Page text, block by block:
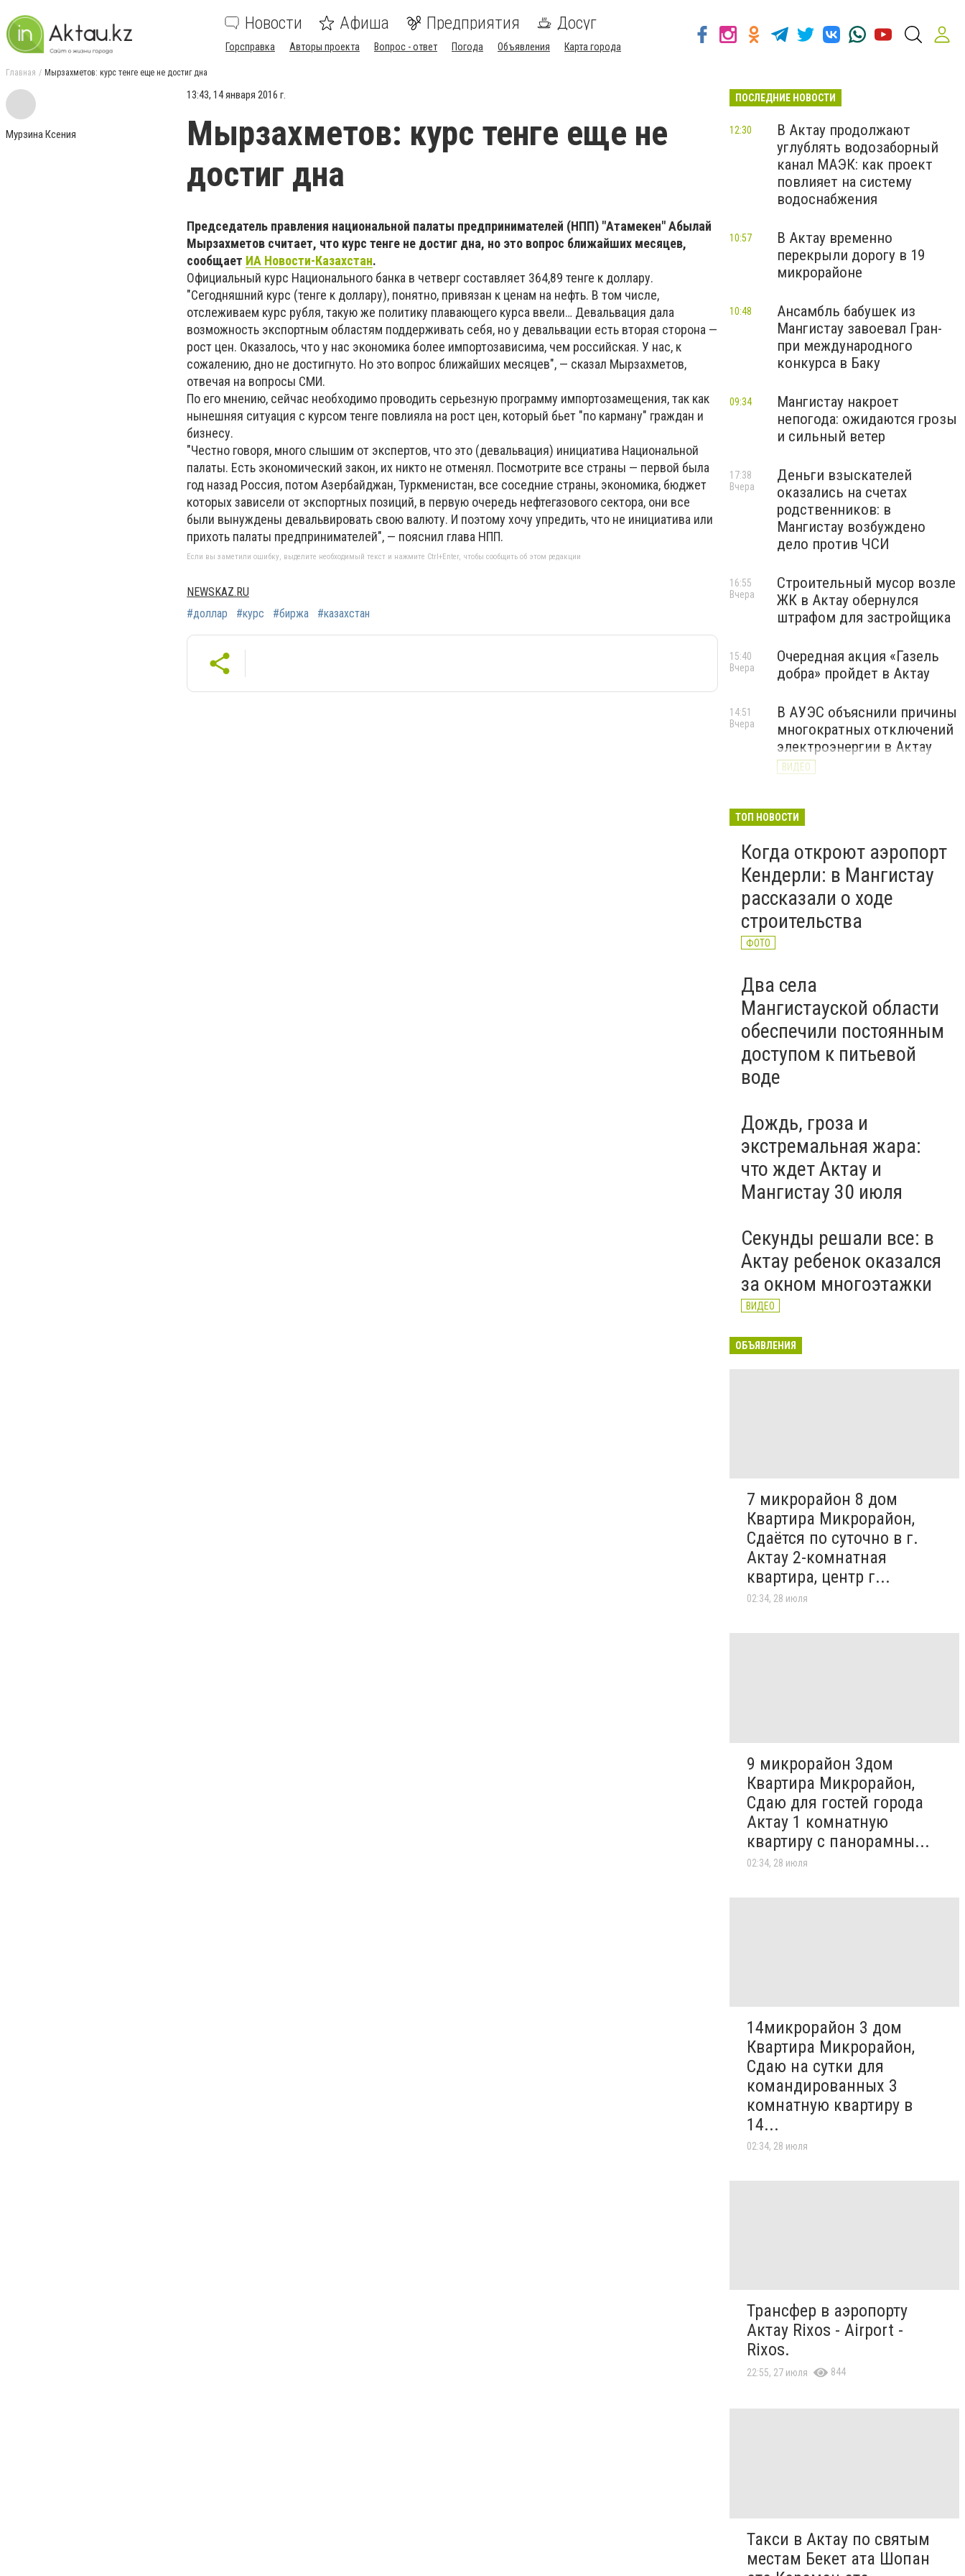
Новости Афиша Предприятия Досуг
Горсправка Авторы проекта Вопрос - ответ Погода Объявления Карта города
Главная Мырзахметов: курс тенге еще не достиг дна
Мурзина Ксения
13:43, 14 января 2016 г.
Мырзахметов: курс тенге еще не
достиг дна
Председатель правления национальной палаты предпринимателей (НПП) "Атамекен" Абылай
Мырзахметов считает, что курс тенге не достиг дна, но это вопрос ближайших месяцев,
сообщает ИА Новости-Казахстан.
Официальный курс Национального банка в четверг составляет 364,89 тенге к доллару.
"Сегодняшний курс (тенге к доллару), понятно, привязан к ценам на нефть. В том числе,
отслеживаем курс рубля, такую же политику плавающего курса ввели… Девальвация дала
возможность экспортным областям поддерживать себя, но у девальвации есть вторая сторона —
рост цен. Оказалось, что у нас экономика более импортозависима, чем российская. У нас, к
сожалению, дно не достигнуто. Но это вопрос ближайших месяцев", — сказал Мырзахметов,
отвечая на вопросы СМИ.
По его мнению, сейчас необходимо проводить серьезную программу импортозамещения, так как
нынешняя ситуация с курсом тенге повлияла на рост цен, который бьет "по карману" граждан и
бизнесу.
"Честно говоря, много слышим от экспертов, что это (девальвация) инициатива Национальной
палаты. Есть экономический закон, их никто не отменял. Посмотрите все страны — первой была
год назад Россия, потом Азербайджан, Туркменистан, все соседние страны, экономика, бюджет
которых зависели от экспортных позиций, в первую очередь нефтегазового сектора, они все
были вынуждены девальвировать свою валюту. И поэтому хочу упредить, что не инициатива или
прихоть палаты предпринимателей", — пояснил глава НПП.
Если вы заметили ошибку, выделите необходимый текст и нажмите Ctrl+Enter, чтобы сообщить об этом редакции
NEWSKAZ.RU
#доллар
#курс #биржа #казахстан
ПОСЛЕДНИЕ НОВОСТИ
В Актау продолжают
углублять водозаборный
канал МАЭК: как проект
повлияет на систему
водоснабжения
12:30
В Актау временно
перекрыли дорогу в 19
микрорайоне
10:57
Ансамбль бабушек из
Мангистау завоевал Гран-
при международного
конкурса в Баку
10:48
Мангистау накроет
непогода: ожидаются грозы
и сильный ветер
09:34
Деньги взыскателей
оказались на счетах
родственников: в
Мангистау возбуждено
дело против ЧСИ
17:38
Вчера
Строительный мусор возле
ЖК в Актау обернулся
штрафом для застройщика
16:55
Вчера
Очередная акция «Газель
добра» пройдет в Актау
15:40
Вчера
В АУЭС объяснили причины
многократных отключений
электроэнергии в Актау
ВИДЕО
14:51
Вчера
ТОП НОВОСТИ
Когда откроют аэропорт
Кендерли: в Мангистау
рассказали о ходе
строительства
ФОТО
Два села
Мангистауской области
обеспечили постоянным
доступом к питьевой
воде
Дождь, гроза и
экстремальная жара:
что ждет Актау и
Мангистау 30 июля
Секунды решали все: в
Актау ребенок оказался
за окном многоэтажки
ВИДЕО
ОБЪЯВЛЕНИЯ
7 микрорайон 8 дом
Квартира Микрорайон,
Сдаётся по суточно в г.
Актау 2-комнатная
квартира, центр г...
02:34, 28 июля
9 микрорайон 3дом
Квартира Микрорайон,
Сдаю для гостей города
Актау 1 комнатную
квартиру с панорамны...
02:34, 28 июля
14микрорайон 3 дом
Квартира Микрорайон,
Сдаю на сутки для
командированных 3
комнатную квартиру в
14...
02:34, 28 июля
Трансфер в аэропорту
Актау Rixos - Airport -
Rixos.
22:55, 27 июля 844
Такси в Актау по святым
местам Бекет ата Шопан